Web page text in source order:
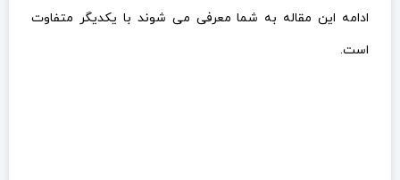
ادامه این مقاله به شما معرفی می شوند با یکدیگر متفاوت
است.